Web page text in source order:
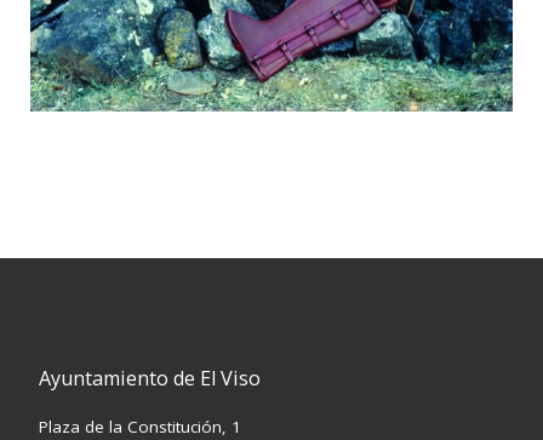
Ayuntamiento de El Viso
Plaza de la Constitución, 1